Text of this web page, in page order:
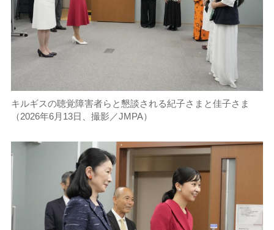
キルギスの聴覚障害者らと懇談される紀子さまと佳子さま
（2026年6月13日、撮影／JMPA）